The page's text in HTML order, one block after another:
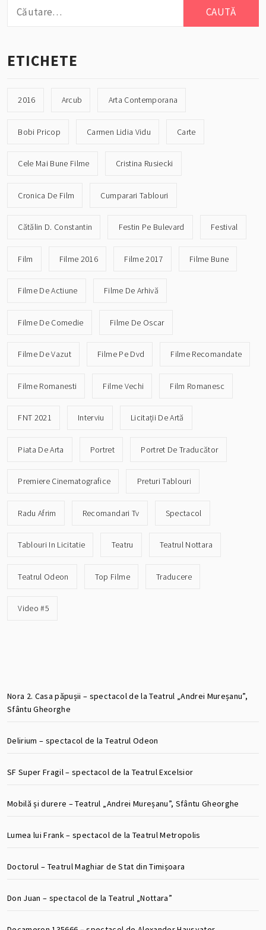
după:
ETICHETE
2016 Arcub Arta Contemporana
Bobi Pricop Carmen Lidia Vidu Carte
Cele Mai Bune Filme Cristina Rusiecki
Cronica De Film Cumparari Tablouri
Cătălin D. Constantin Festin Pe Bulevard Festival
Film Filme 2016 Filme 2017 Filme Bune
Filme De Actiune Filme De Arhivă
Filme De Comedie Filme De Oscar
Filme De Vazut Filme Pe Dvd Filme Recomandate
Filme Romanesti Filme Vechi Film Romanesc
FNT 2021 Interviu Licitații De Artă
Piata De Arta Portret Portret De Traducător
Premiere Cinematografice Preturi Tablouri
Radu Afrim Recomandari Tv Spectacol
Tablouri In Licitatie Teatru Teatrul Nottara
Teatrul Odeon Top Filme Traducere
Video #5
Nora 2. Casa păpușii – spectacol de la Teatrul „Andrei Mureșanu”,
Sfântu Gheorghe
Delirium – spectacol de la Teatrul Odeon
SF Super Fragil – spectacol de la Teatrul Excelsior
Mobilă și durere – Teatrul „Andrei Mureșanu”, Sfântu Gheorghe
Lumea lui Frank – spectacol de la Teatrul Metropolis
Doctorul – Teatrul Maghiar de Stat din Timișoara
Don Juan – spectacol de la Teatrul „Nottara”